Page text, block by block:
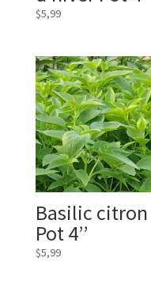
$5,99
Basilic citron
Pot 4’’
$5,99